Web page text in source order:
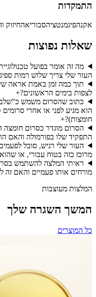
התמקדות
אקנהפיגמנטציהסבוריאהחיזוק
שאלות נפוצות
העור שלי צריך שלוש רמות
תוך כמה זמן באמת אראה
לצפות בימים הראשונים?+
חומצות)?+
הסרום מוגדר כסרום חומצה
התפקיד שלו בפורמולה והאם
העור שלי רגיש, סובל
מרוכז כזה בטוח עבורי, או
ראיתי המלצה להשתמש
מורחים אותו פעמיים והאם זה
המלצות מעוצבות
המשך השגרה שלך
כל המוצרים